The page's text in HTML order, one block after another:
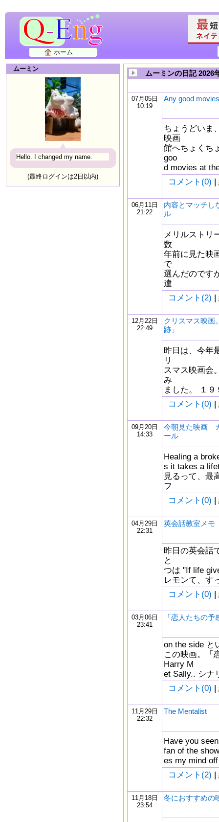
ホーム
ムーミン
Hello. I changed my name.
(最終ログインは2日以内)
ムーミンの日記 2026
07月05日
10:19
Any good
ちょうどいま
映画
館へちょくち
goo
d movies at
コメント(0) |
06月11日
21:22
内容とマッチし
ル
メリルストリ
数
年前に見た映
で
選んだのです
違
コメント(2) |
12月22日
22:49
クリスマス映画
跡」
昨日は、今年
リ
スマス映画会
み
ました。 １
コメント(0) |
09月20日
14:33
今朝見た映画
ール
Healing a
s it takes a
見るって、最
フ
コメント(0) |
04月29日
22:31
英会話教室メモ
昨日の英会話
と
つは "If life
レモンて、す
コメント(0) |
03月06日
23:41
「恋人たちの予
on the side と
この映画。「
Harry M
et Sally.. シナ
コメント(0) |
11月29日
22:32
The Mentalist
Have you
fan of the
es my mind
コメント(2) |
11月18日
23:54
冬におすすめの